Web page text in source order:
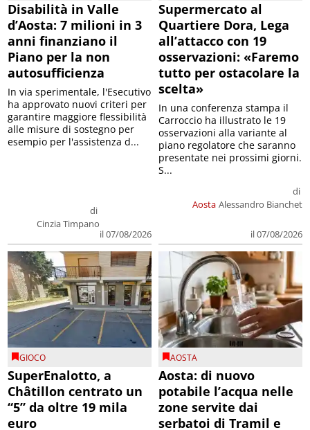
Disabilità in Valle
d’Aosta: 7 milioni in 3
anni finanziano il
Piano per la non
autosufficienza
di
Cinzia Timpano
il 07/08/2026
In via sperimentale, l'Esecutivo
ha approvato nuovi criteri per
garantire maggiore flessibilità
alle misure di sostegno per
esempio per l'assistenza d...
Supermercato al
Quartiere Dora, Lega
all’attacco con 19
osservazioni: «Faremo
tutto per ostacolare la
scelta»
Aosta
di
Alessandro Bianchet
il 07/08/2026
In una conferenza stampa il
Carroccio ha illustrato le 19
osservazioni alla variante al
piano regolatore che saranno
presentate nei prossimi giorni.
S...
GIOCO
SuperEnalotto, a
Châtillon centrato un
“5” da oltre 19 mila
euro
AOSTA
Aosta: di nuovo
potabile l’acqua nelle
zone servite dai
serbatoi di Tramil e